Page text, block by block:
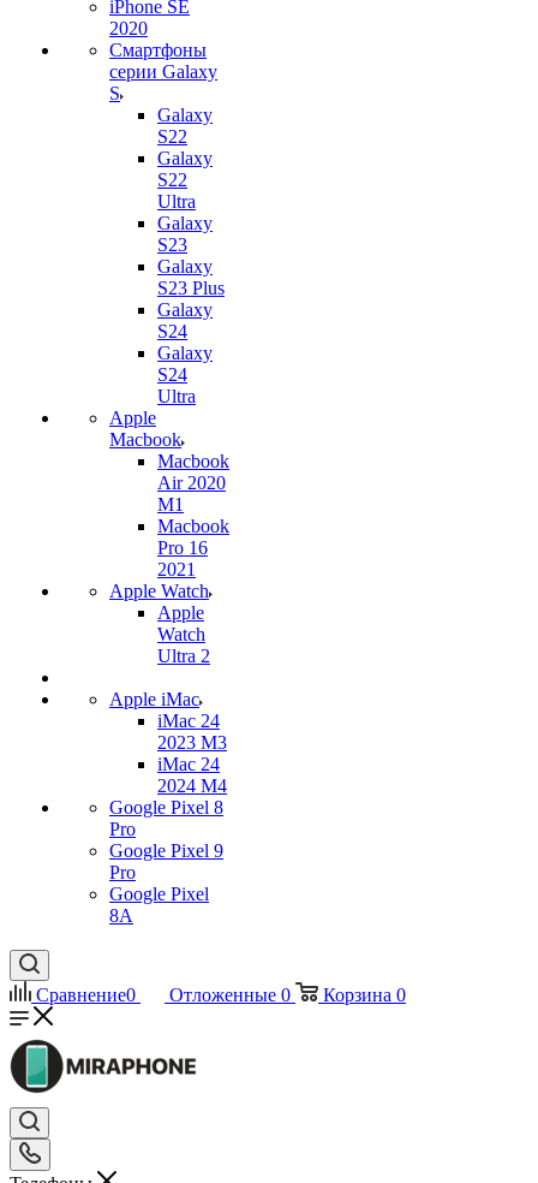
iPhone SE
2020
Смартфоны
серии Galaxy
S
Galaxy
S22
Galaxy
S22
Ultra
Galaxy
S23
Galaxy
S23 Plus
Galaxy
S24
Galaxy
S24
Ultra
Apple
Macbook
Macbook
Air 2020
M1
Macbook
Pro 16
2021
Apple Watch
Apple
Watch
Ultra 2
Apple iMac
iMac 24
2023 M3
iMac 24
2024 M4
Google Pixel 8
Pro
Google Pixel 9
Pro
Google Pixel
8A
Сравнение0 Отложенные 0 Корзина 0